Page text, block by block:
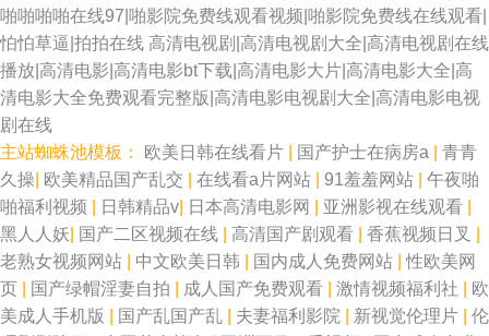
啪啪啪啪在线97|啪影院免费线观看视频|啪影院免费线在线观看|
怕怕草逼|拍拍在线 高清电视剧|高清电视剧大全|高清电视剧在线
播放|高清电影|高清电影bt下载|高清电影大片|高清电影大全|高
清电影大全免费观看完整版|高清电影电视剧大全|高清电影电视
剧在线
主站蜘蛛池模板： 欧美日韩在线看片 国产护士在病房a
青青
久操 欧美精品国产乱交 在线看a片网站 91羞羞网站
午夜啪
啪福利视频
日韩精品v 日本高清电影网 亚洲影视在线观看
黑人人妖
国产二区视频在线 高清国产剧观看 香蕉视频日叉
老熟女视频网站
中文欧美日韩 国内成人免费网站 |性欧美网
页
国产绿帽淫妻自拍 成人国产免费观看 激情视频福利社
欧
美成人手机版
国产乱国产乱 夫妻福利影院 新视觉伦理片
伦